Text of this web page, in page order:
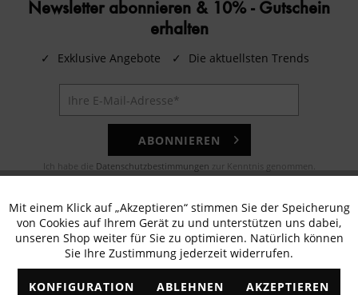
Newsletter abonnieren & 10% - Gutschein
erhalten
✓ Exklusive Angebote ✓ Die aktuellsten Trends
ABONNIEREN
Ich habe die Datenschutzbestimmungen zur Kenntnis genommen.
E-MAIL
Noch Fragen? Unser Kundenservice hilft Ihnen gerne!
Funktionale Aktiv
Marketing Inaktiv
Mit einem Klick auf „Akzeptieren“ stimmen Sie der Speicherung
von Cookies auf Ihrem Gerät zu und unterstützen uns dabei,
unseren Shop weiter für Sie zu optimieren. Natürlich können
Sie Ihre Zustimmung jederzeit widerrufen.
KONFIGURATION ABLEHNEN AKZEPTIEREN